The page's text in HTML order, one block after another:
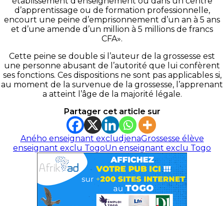
d’apprentissage ou de formation professionnelle,
encourt une peine d’emprisonnement d’un an à 5 ans
et d’une amende d’un million à 5 millions de francs
CFA».
Cette peine se double si l’auteur de la grossesse est
une personne abusant de l’autorité que lui confèrent
ses fonctions. Ces dispositions ne sont pas applicables si,
au moment de la survenue de la grossesse, l’apprenant
a atteint l’âge de la majorité légale.
Partager cet article sur
Aného enseignant excludjenaGrossesse élève
enseignant exclu TogoUn enseignant exclu Togo